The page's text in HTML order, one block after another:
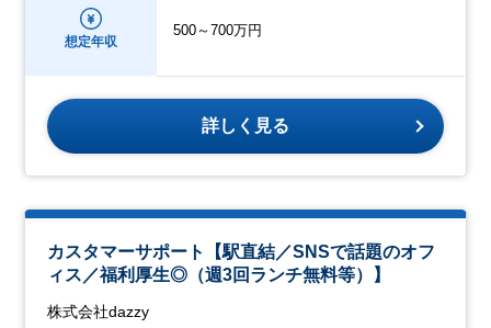
想定年収
500～700万円
詳しく見る
カスタマーサポート【駅直結／SNSで話題のオフ
ィス／福利厚生◎（週3回ランチ無料等）】
株式会社dazzy